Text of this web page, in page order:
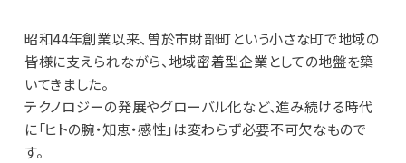
昭和44年創業以来、曽於市財部町という小さな町で地域の
皆様に支えられながら、地域密着型企業としての地盤を築
いてきました。
テクノロジーの発展やグローバル化など、進み続ける時代
に「ヒトの腕・知恵・感性」は変わらず必要不可欠なもので
す。